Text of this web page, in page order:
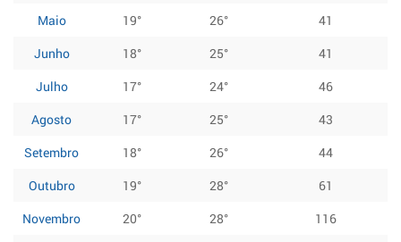
Maio
19° 26°
41
Junho
18° 25°
41
Julho
17° 24°
46
Agosto
17° 25°
43
Setembro
18° 26°
44
Outubro
19° 28°
61
Novembro
20° 28°
116